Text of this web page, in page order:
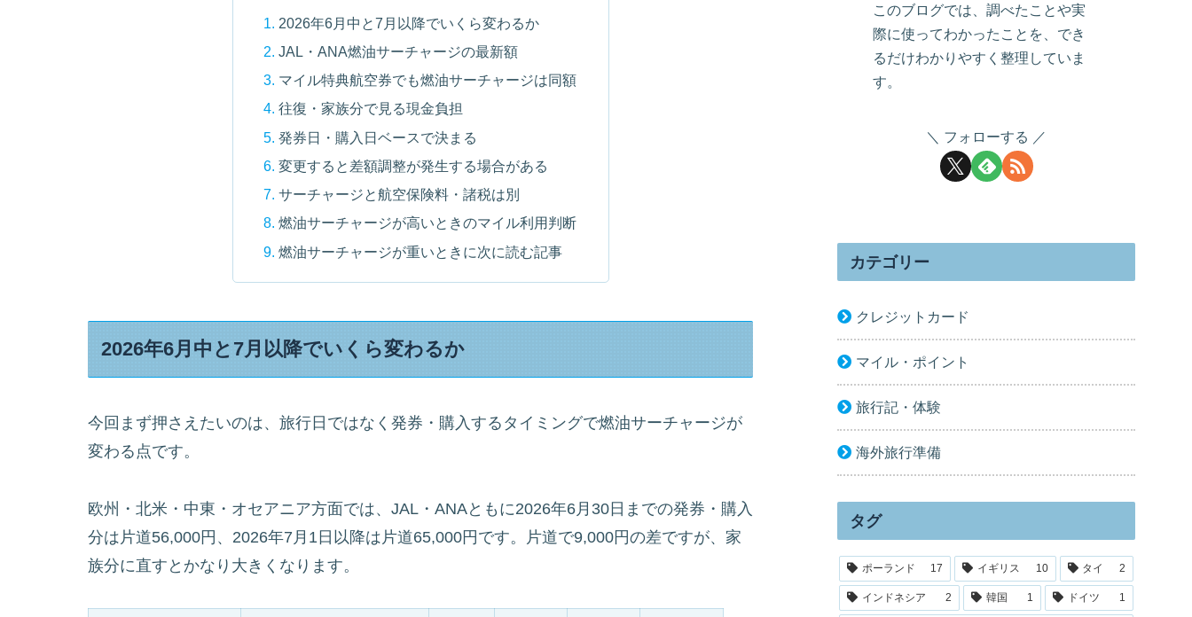
2026年6月中と7月以降でいくら変わるか
JAL・ANA燃油サーチャージの最新額
マイル特典航空券でも燃油サーチャージは同額
往復・家族分で見る現金負担
発券日・購入日ベースで決まる
変更すると差額調整が発生する場合がある
サーチャージと航空保険料・諸税は別
燃油サーチャージが高いときのマイル利用判断
燃油サーチャージが重いときに次に読む記事
2026年6月中と7月以降でいくら変わるか
今回まず押さえたいのは、旅行日ではなく発券・購入するタイミングで燃油サーチャージが
変わる点です。
欧州・北米・中東・オセアニア方面では、JAL・ANAともに2026年6月30日までの発券・購入
分は片道56,000円、2026年7月1日以降は片道65,000円です。片道で9,000円の差ですが、家
族分に直すとかなり大きくなります。
このブログでは、調べたことや実
際に使ってわかったことを、でき
るだけわかりやすく整理していま
す。
フォローする
カテゴリー
クレジットカード
マイル・ポイント
旅行記・体験
海外旅行準備
タグ
ポーランド 17 イギリス 10 タイ 2
インドネシア 2 韓国 1 ドイツ 1